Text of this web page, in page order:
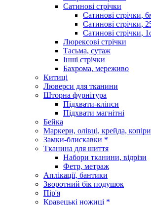
Сатинові стрічки
Сатинові стрічки,
Сатинові стрічки,
Сатинові стрічки,
Люрексові стрічки
Тасьма, сутаж
Інші стрічки
Бахрома, мереживо
Китиці
Люверси для тканини
Шторна фурнітура
Підхвати-кліпси
Підхвати магнітні
Бейка
Маркери, олівці, крейда, копіри
Замки-блискавки *
Тканина для шиття
Набори тканини, відрізи
Фетр, метраж
Аплікації, бантики
Зворотний бік подушок
Пір'я
Кравецькі ножиці *